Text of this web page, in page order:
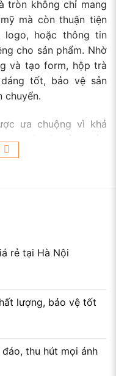
tròn không chỉ mang
mà còn thuận tiện
hoặc thông tin
cho sản phẩm. Nhờ
và tạo form, hộp trà
tốt, bảo vệ sản
chuyển.
ưa chuộng vì khả
với các sản phẩm
hương thơm và chất
rẻ tại Hà Nội
lượng, bảo vệ tốt
thu hút mọi ánh